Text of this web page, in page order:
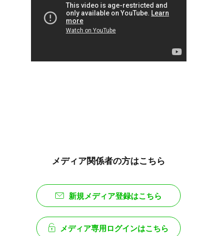
メディア関係者の方はこちら
新規メディア登録はこちら
メディア専用ログインはこちら